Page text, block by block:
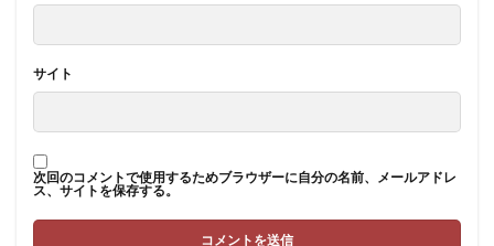
サイト
次回のコメントで使用するためブラウザーに自分の名前、メールアドレ
ス、サイトを保存する。